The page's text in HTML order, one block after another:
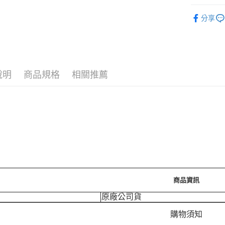
分享
明 商品規格 相關推薦
商品資訊
原廠公司貨
購物須知